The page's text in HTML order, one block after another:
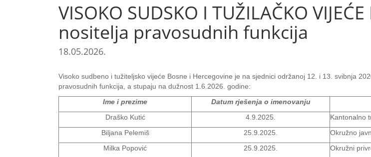
VISOKO SUDSKO I TUŽILAČKO
nositelja pravosudnih funkcija
18.05.2026.
Visoko sudbeno i tužiteljsko vijeće Bosne i Hercegovine je na sjednici održanoj 12. i 13. svibnja
pravosudnih funkcija, a stupaju na dužnost 1.6.2026. godine:
Ime i prezime
Datum rješenja o imenovanju
Draško Kutić
4.9.2025. Kantonalno
Biljana Pelemiš
25.9.2025. Okružno
Milka Popović
25.9.2025. Okružni